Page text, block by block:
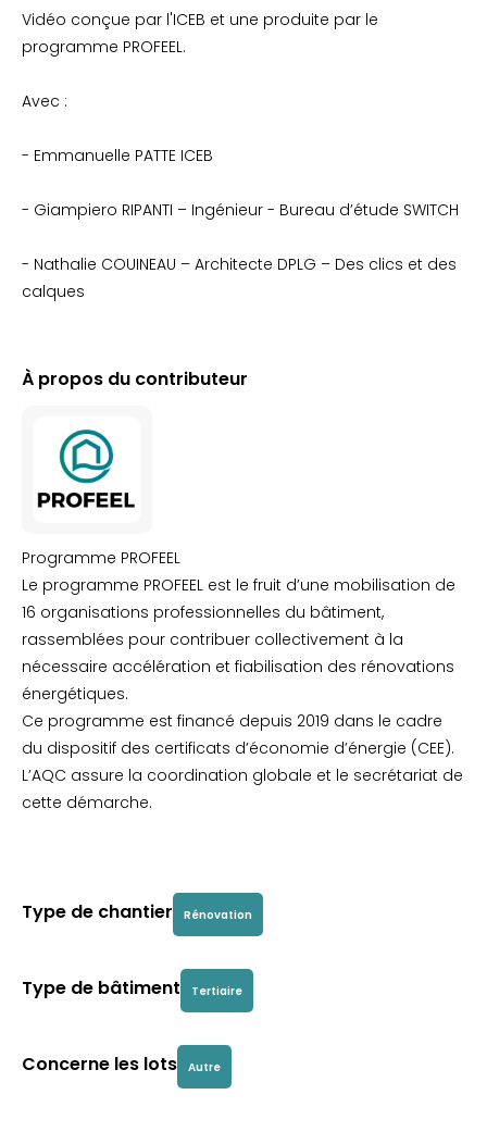
Vidéo conçue par l'ICEB et une produite par le
programme PROFEEL.
Avec :
- Emmanuelle PATTE ICEB
- Giampiero RIPANTI – Ingénieur - Bureau d’étude SWITCH
- Nathalie COUINEAU – Architecte DPLG – Des clics et des
calques
À propos du contributeur
Programme PROFEEL
Le programme PROFEEL est le fruit d’une mobilisation de
16 organisations professionnelles du bâtiment,
rassemblées pour contribuer collectivement à la
nécessaire accélération et fiabilisation des rénovations
énergétiques.
Ce programme est financé depuis 2019 dans le cadre
du dispositif des certificats d’économie d’énergie (CEE).
L’AQC assure la coordination globale et le secrétariat de
cette démarche.
Type de chantier Rénovation
Type de bâtiment Tertiaire
Concerne les lots Autre